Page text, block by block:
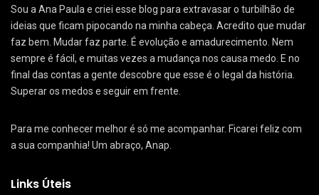
Sou a Ana Paula e criei esse blog para extravasar o turbilhão de
ideias que ficam pipocando na minha cabeça. Acredito que mudar
faz bem. Mudar faz parte. É evolução e amadurecimento. Nem
sempre é fácil, e muitas vezes a mudança nos causa medo. E no
final das contas a gente descobre que esse é o legal da história.
Superar os medos e seguir em frente.
Para me conhecer melhor é só me acompanhar. Ficarei feliz com
a sua companhia! Um abraço, Anap.
Links Úteis